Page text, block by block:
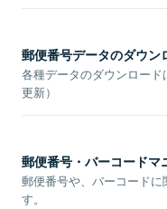
郵便番号データのダウン
各種データのダウンロー
更新）
郵便番号・バーコードマ
郵便番号や、バーコード
す。